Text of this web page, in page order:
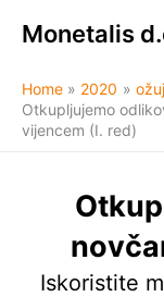
Monetalis
Home 2020
Otkupljujemo
vijencem (I. red)
Iskoristite